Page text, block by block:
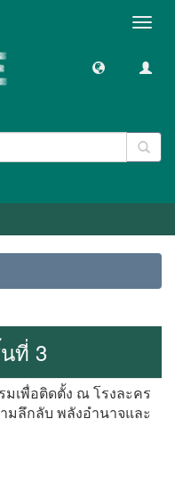
ที่ 3
มเพื่อติดตั้ง ณ โรงละคร
มลึกลับ พลังอำนาจและ